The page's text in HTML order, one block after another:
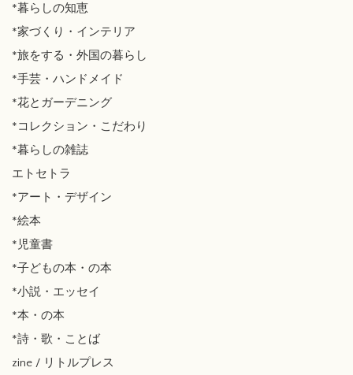
*暮らしの知恵
*家づくり・インテリア
*旅をする・外国の暮らし
*手芸・ハンドメイド
*花とガーデニング
*コレクション・こだわり
*暮らしの雑誌
エトセトラ
*アート・デザイン
*絵本
*児童書
*子どもの本・の本
*小説・エッセイ
*本・の本
*詩・歌・ことば
zine / リトルプレス